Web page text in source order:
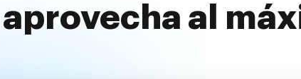
aprovecha al